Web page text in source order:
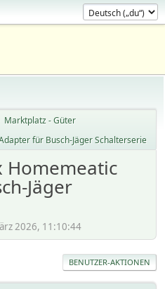
Marktplatz - Güter
für Busch-Jäger Schalterserie
Homemeatic
Jäger
2026, 11:10:44
BENUTZER-AKTIONEN